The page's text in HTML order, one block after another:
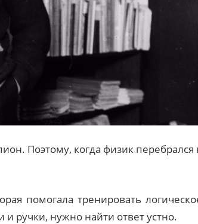
Поэтому, когда физик перебрался
помогала тренировать
ручки, нужно найти ответ устно.